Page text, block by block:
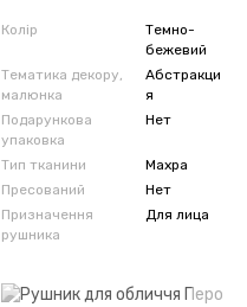
Колір
Темно-
бежевий
Тематика декору,
малюнка
Абстракци
я
Подарункова
упаковка
Нет
Тип тканини
Махра
Пресований
Нет
Призначення
рушника
Для лица